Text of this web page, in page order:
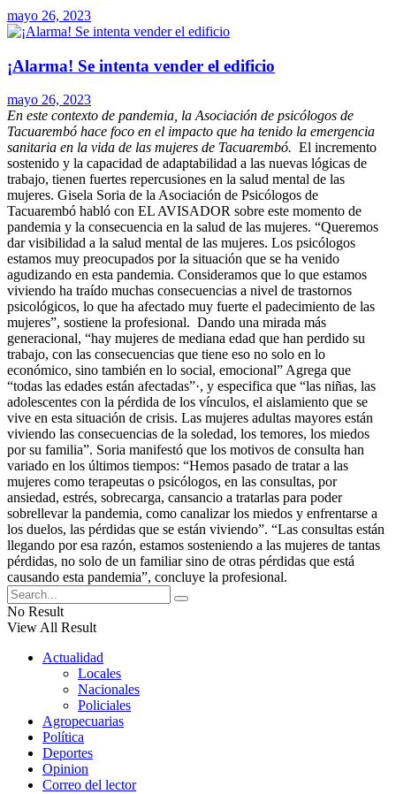
mayo 26, 2023
¡Alarma! Se intenta vender el edificio
mayo 26, 2023
En este contexto de pandemia, la Asociación de psicólogos de
Tacuarembó hace foco en el impacto que ha tenido la emergencia
sanitaria en la vida de las mujeres de Tacuarembó. El incremento
sostenido y la capacidad de adaptabilidad a las nuevas lógicas de
trabajo, tienen fuertes repercusiones en la salud mental de las
mujeres. Gisela Soria de la Asociación de Psicólogos de
Tacuarembó habló con EL AVISADOR sobre este momento de
pandemia y la consecuencia en la salud de las mujeres. “Queremos
dar visibilidad a la salud mental de las mujeres. Los psicólogos
estamos muy preocupados por la situación que se ha venido
agudizando en esta pandemia. Consideramos que lo que estamos
viviendo ha traído muchas consecuencias a nivel de trastornos
psicológicos, lo que ha afectado muy fuerte el padecimiento de las
mujeres”, sostiene la profesional. Dando una mirada más
generacional, “hay mujeres de mediana edad que han perdido su
trabajo, con las consecuencias que tiene eso no solo en lo
económico, sino también en lo social, emocional” Agrega que
“todas las edades están afectadas”·, y especifica que “las niñas, las
adolescentes con la pérdida de los vínculos, el aislamiento que se
vive en esta situación de crisis. Las mujeres adultas mayores están
viviendo las consecuencias de la soledad, los temores, los miedos
por su familia”. Soria manifestó que los motivos de consulta han
variado en los últimos tiempos: “Hemos pasado de tratar a las
mujeres como terapeutas o psicólogos, en las consultas, por
ansiedad, estrés, sobrecarga, cansancio a tratarlas para poder
sobrellevar la pandemia, como canalizar los miedos y enfrentarse a
los duelos, las pérdidas que se están viviendo”. “Las consultas están
llegando por esa razón, estamos sosteniendo a las mujeres de tantas
pérdidas, no solo de un familiar sino de otras pérdidas que está
causando esta pandemia”, concluye la profesional.
No Result
View All Result
Actualidad
Locales
Nacionales
Policiales
Agropecuarias
Política
Deportes
Opinion
Correo del lector